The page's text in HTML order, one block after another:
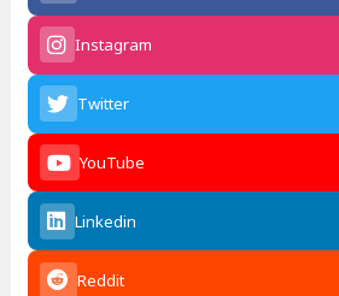
Instagram
Twitter
YouTube
Linkedin
Reddit